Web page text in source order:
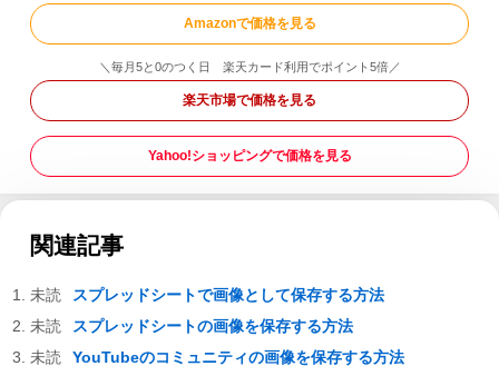
Amazonで価格を見る
＼毎月5と0のつく日 楽天カード利用でポイント5倍／
楽天市場で価格を見る
Yahoo!ショッピングで価格を見る
関連記事
スプレッドシートで画像として保存する方法
スプレッドシートの画像を保存する方法
YouTubeのコミュニティの画像を保存する方法